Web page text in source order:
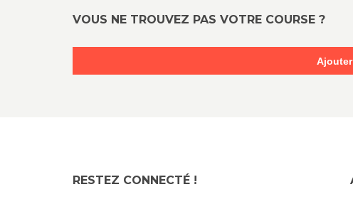
VOUS NE TROUVEZ PAS VOTRE COURSE ?
RESTEZ CONNECTÉ !